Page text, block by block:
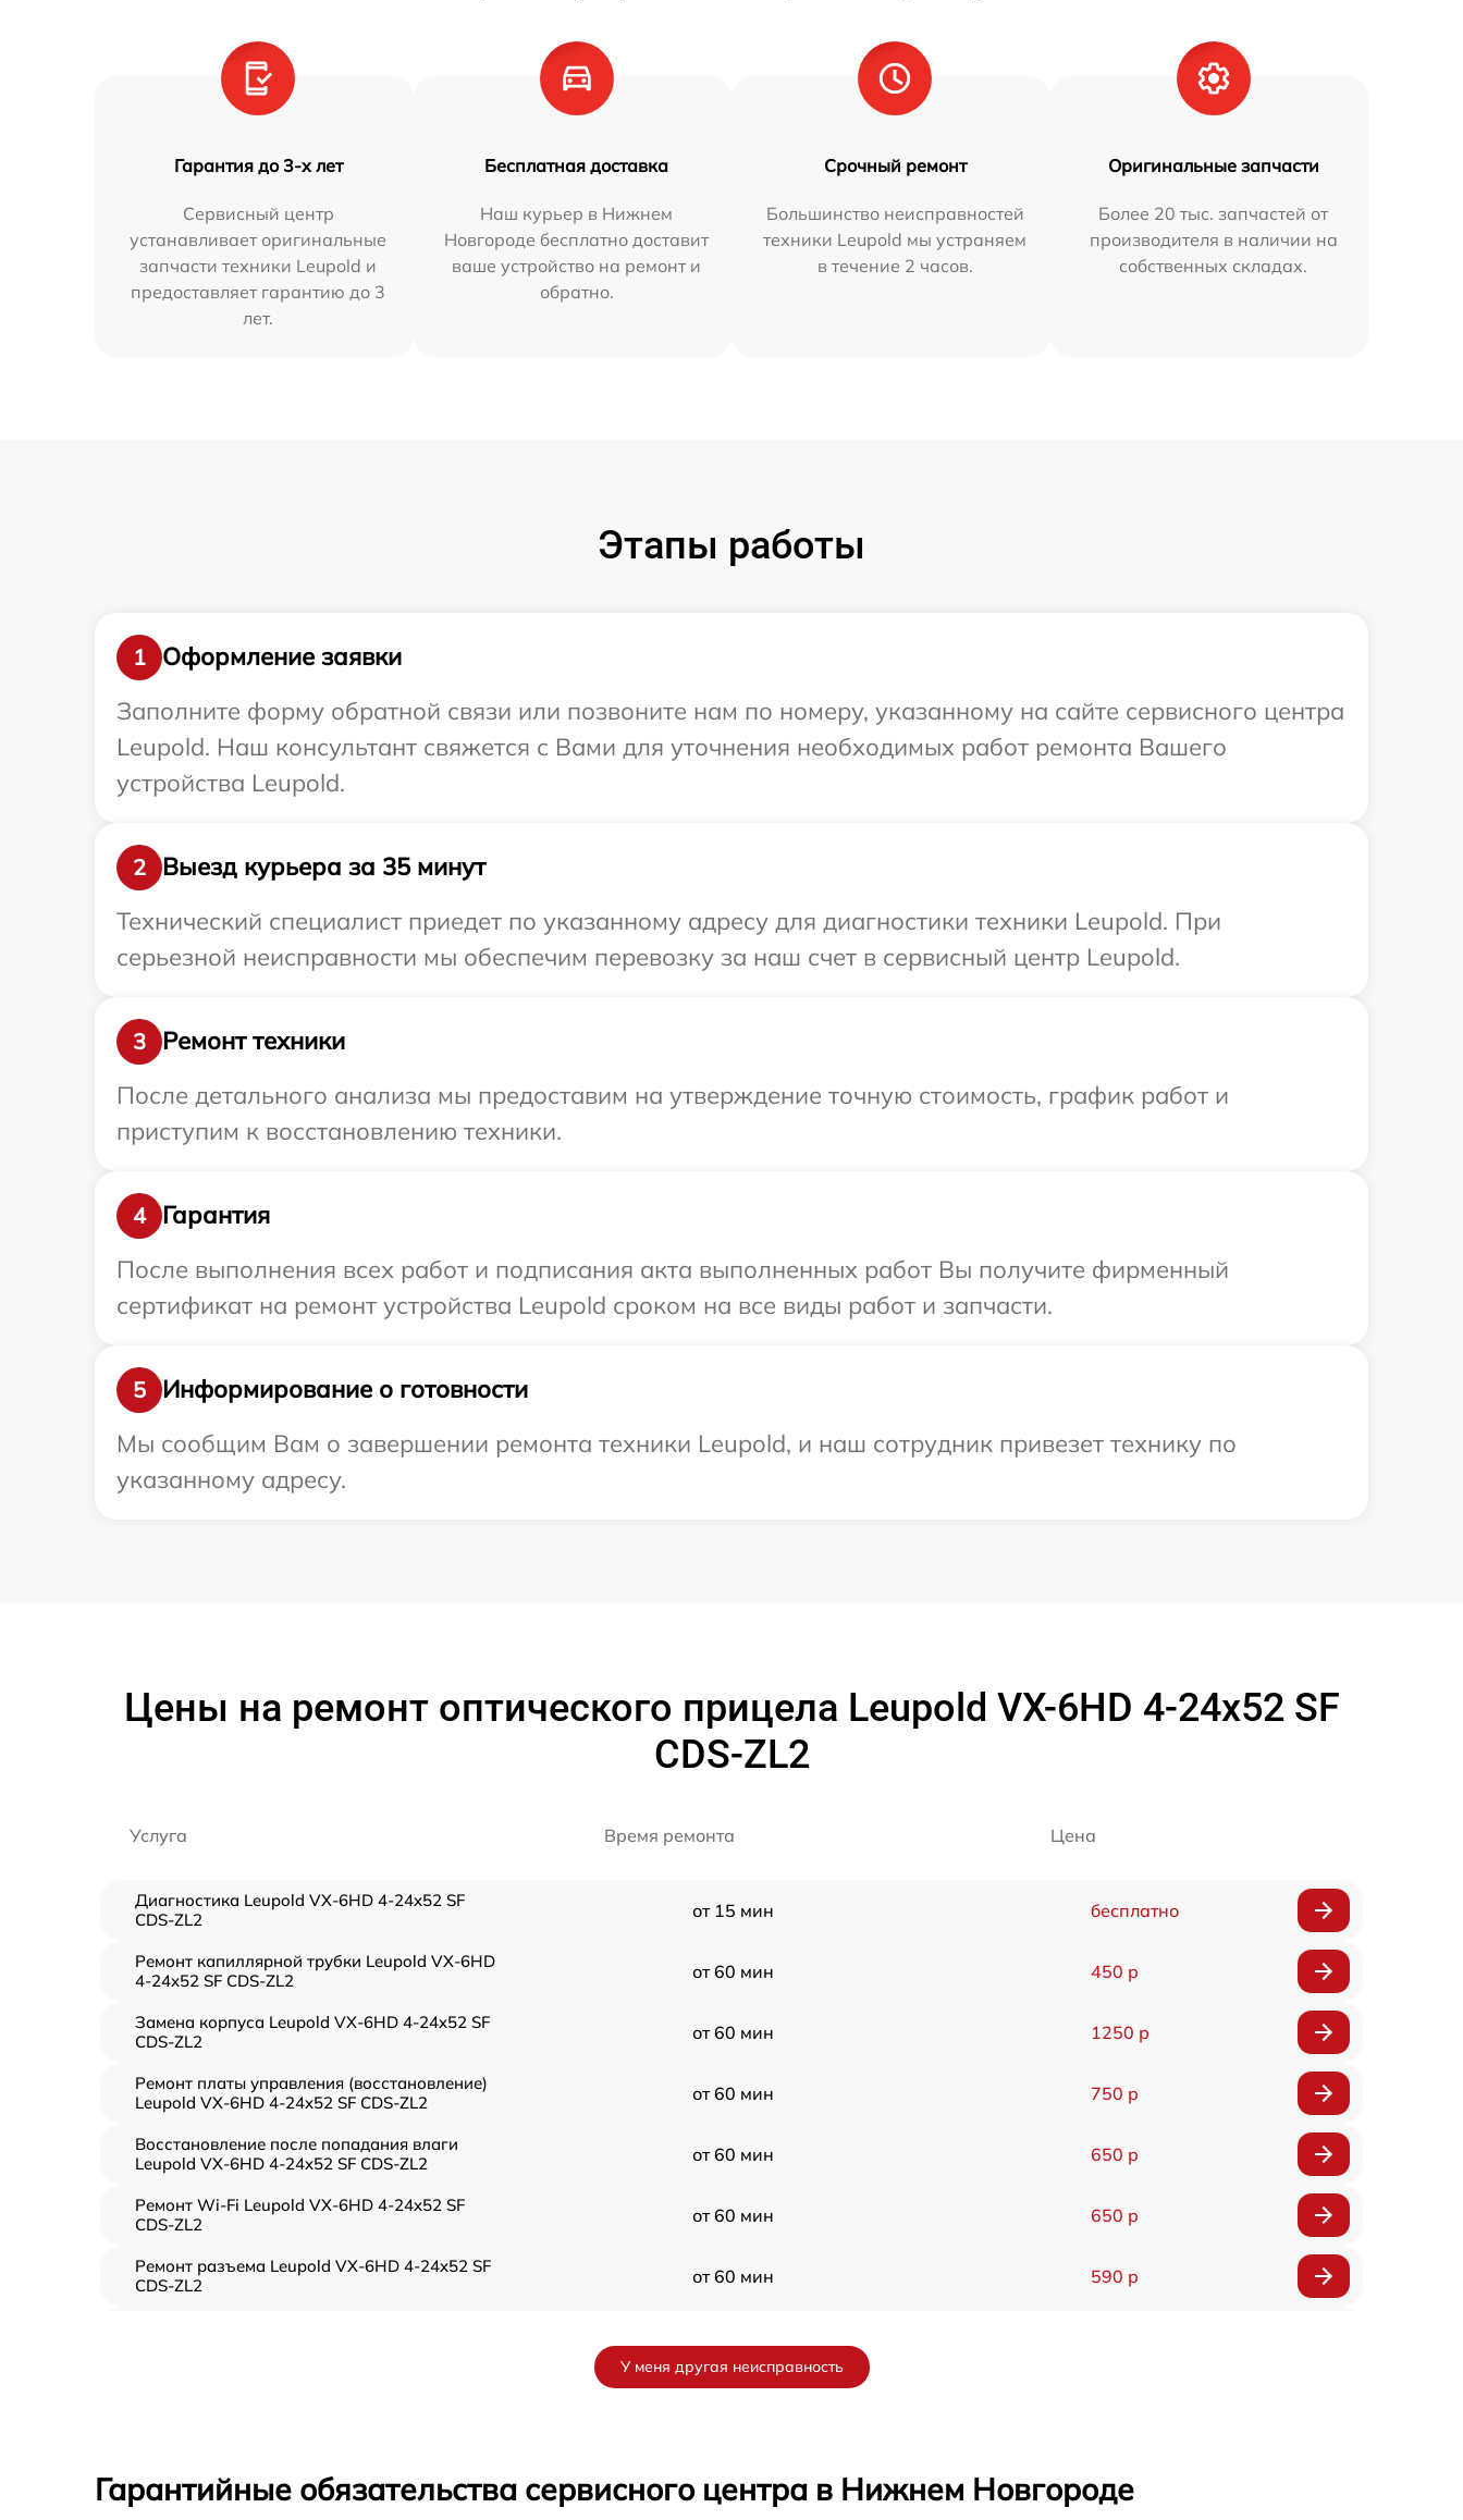
Гарантия до 3-х лет
Сервисный центр
устанавливает оригинальные
запчасти техники Leupold и
предоставляет гарантию до 3
лет.
Бесплатная доставка
Наш курьер в Нижнем
Новгороде бесплатно доставит
ваше устройство на ремонт и
обратно.
Срочный ремонт
Большинство неисправностей
техники Leupold мы устраняем
в течение 2 часов.
Оригинальные запчасти
Более 20 тыс. запчастей от
производителя в наличии на
собственных складах.
Этапы работы
1
Оформление заявки
Заполните форму обратной связи или позвоните нам по номеру, указанному на сайте сервисного центра
Leupold. Наш консультант свяжется с Вами для уточнения необходимых работ ремонта Вашего
устройства Leupold.
2
Выезд курьера за 35 минут
Технический специалист приедет по указанному адресу для диагностики техники Leupold. При
серьезной неисправности мы обеспечим перевозку за наш счет в сервисный центр Leupold.
3
Ремонт техники
После детального анализа мы предоставим на утверждение точную стоимость, график работ и
приступим к восстановлению техники.
4
Гарантия
После выполнения всех работ и подписания акта выполненных работ Вы получите фирменный
сертификат на ремонт устройства Leupold сроком на все виды работ и запчасти.
5
Информирование о готовности
Мы сообщим Вам о завершении ремонта техники Leupold, и наш сотрудник привезет технику по
указанному адресу.
Цены на ремонт оптического прицела Leupold VX-6HD 4-24x52 SF
CDS-ZL2
Услуга Время ремонта Цена
Диагностика Leupold VX-6HD 4-24x52 SF
CDS-ZL2
от 15 мин бесплатно
Ремонт капиллярной трубки Leupold VX-6HD
4-24x52 SF CDS-ZL2
от 60 мин 450 р
Замена корпуса Leupold VX-6HD 4-24x52 SF
CDS-ZL2
от 60 мин 1250 р
Ремонт платы управления (восстановление)
Leupold VX-6HD 4-24x52 SF CDS-ZL2
от 60 мин 750 р
Восстановление после попадания влаги
Leupold VX-6HD 4-24x52 SF CDS-ZL2
от 60 мин 650 р
Ремонт Wi-Fi Leupold VX-6HD 4-24x52 SF
CDS-ZL2
от 60 мин 650 р
Ремонт разъема Leupold VX-6HD 4-24x52 SF
CDS-ZL2
от 60 мин 590 р
У меня другая неисправность
Гарантийные обязательства сервисного центра в Нижнем Новгороде